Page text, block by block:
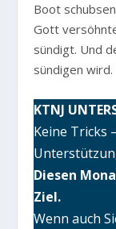
Boot
Gott
sündigt. Und
sündigen wird.
KTNJ
Keine Tricks
Diesen
Ziel.
Wenn auch